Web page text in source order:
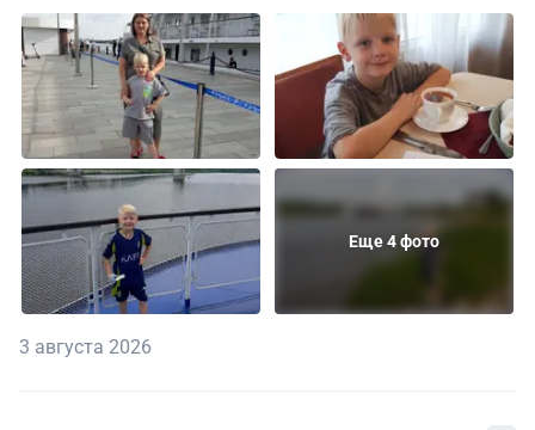
Еще 4 фото
3 августа 2026